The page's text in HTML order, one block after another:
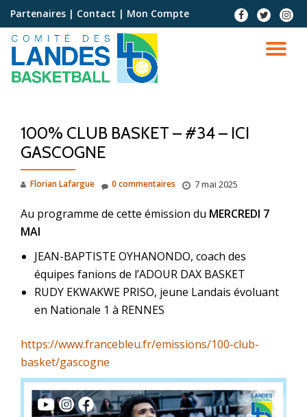
Aller
contenu
Partenaires | Contact | Mon Compte
100% CLUB BASKET – #34 – ICI
GASCOGNE
Florian Lafargue 7 mai 2025
0 commentaires
Au programme de cette émission du MERCREDI 7
MAI
JEAN-BAPTISTE OYHANONDO, coach des
équipes fanions de l’ADOUR DAX BASKET
RUDY EKWAKWE PRISO, jeune Landais évoluant
en Nationale 1 à RENNES
https://www.francebleu.fr/emissions/100-club-
basket/gascogne